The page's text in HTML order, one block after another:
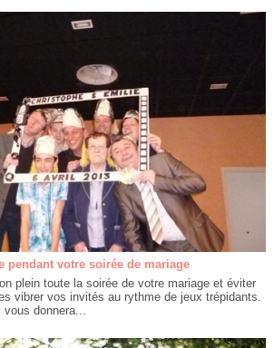
pendant votre soirée de mariage
plein toute la soirée de votre mariage et éviter
vibrer vos invités au rythme de jeux trépidants.
donnera...